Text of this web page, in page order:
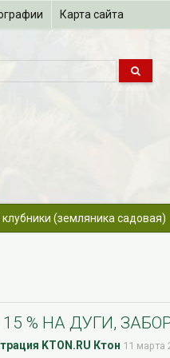
Карта сайта
клубники (земляника садовая)
% НА ДУГИ,
KTON.RU Ктон 11 марта